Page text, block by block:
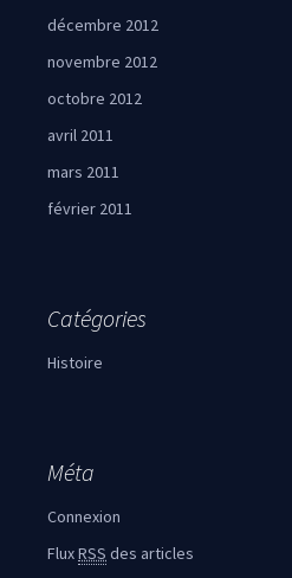
décembre 2012
novembre 2012
octobre 2012
avril 2011
mars 2011
février 2011
Catégories
Histoire
Méta
Connexion
FluxRSS des articles